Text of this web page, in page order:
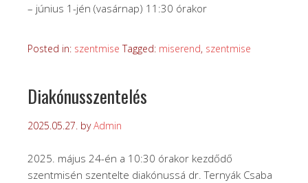
– június 1-jén (vasárnap) 11:30 órakor
Posted in: szentmise Tagged: miserend, szentmise
Diakónusszentelés
2025.05.27. byAdmin
2025. május 24-én a 10:30 órakor kezdődő
szentmisén szentelte diakónussá dr. Ternyák Csaba